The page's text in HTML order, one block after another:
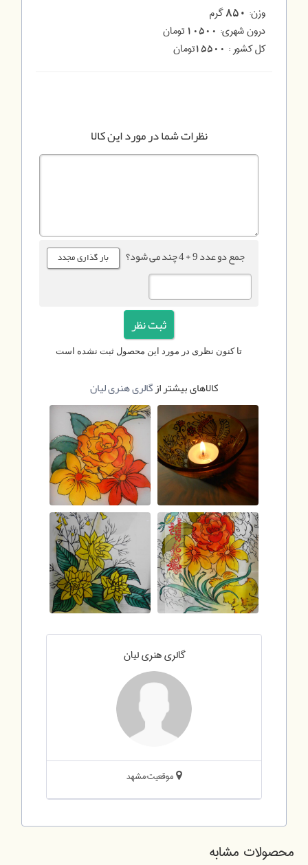
وزن:
گرم
درون شهری: 10500 تومان
کل کشور : 15500تومان
نظرات شما در مورد این کالا
جمع دو عدد 9 + 4 چند می شود؟
تا کنون نظری در مورد این محصول ثبت نشده است
کالاهای بیشتر ازگالری هنری لیان
گالری هنری لیان
موقعیت:مشهد
محصولات مشابه